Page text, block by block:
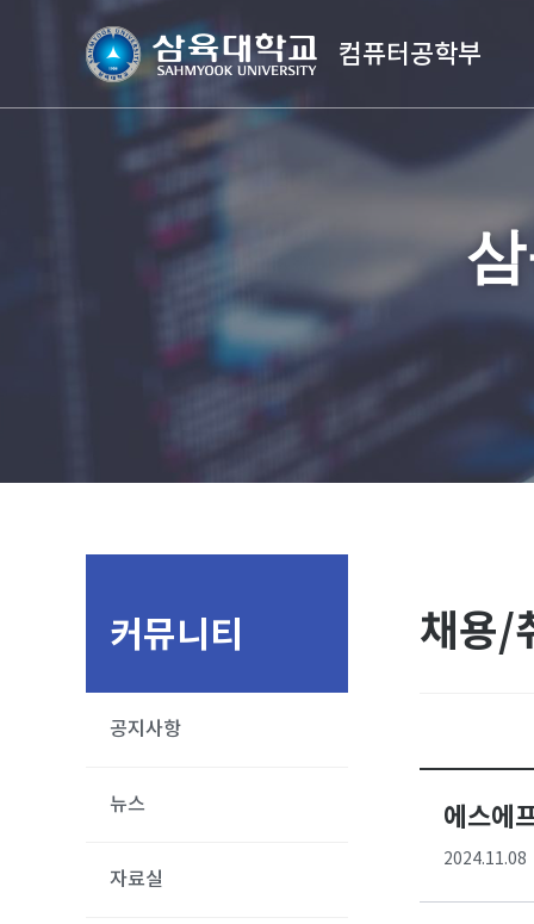
컴퓨터공학부
채용/
에스에
2024.11.08
커뮤니티
공지사항
뉴스
자료실